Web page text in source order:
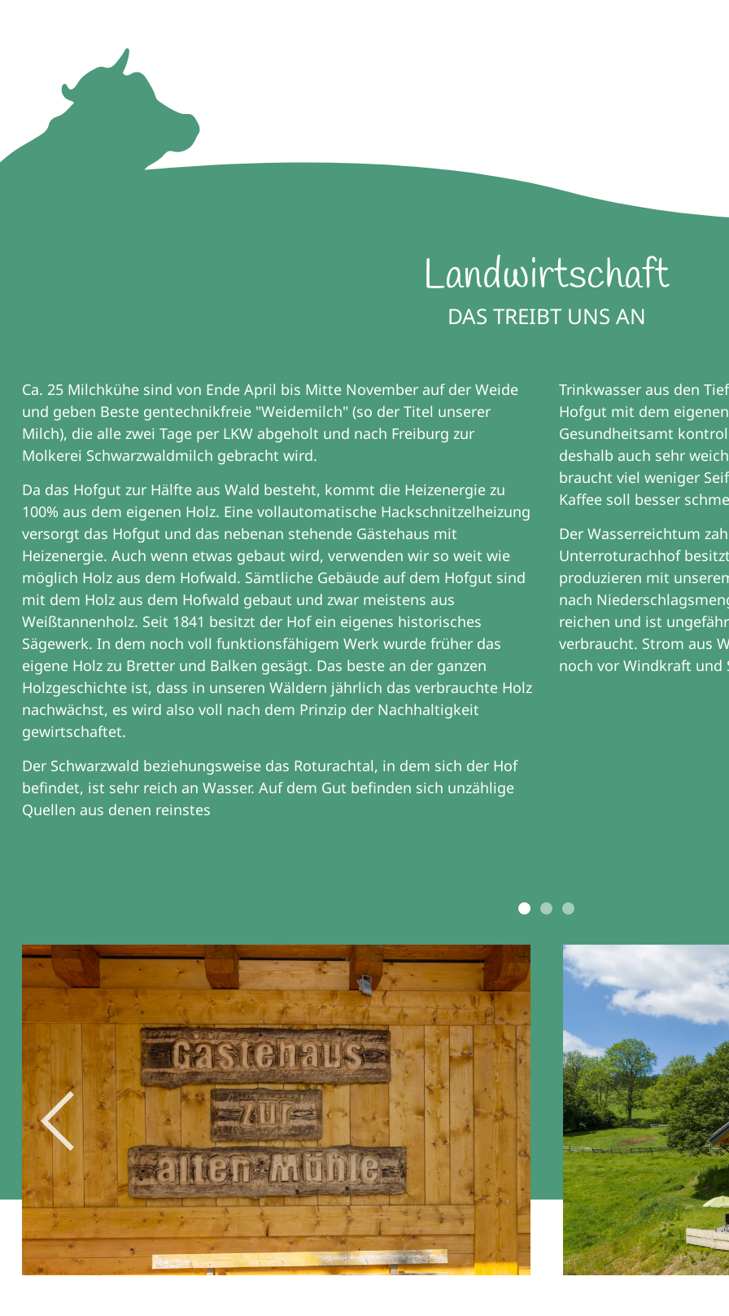
Landwirtschaft
DAS TREIBT UNS AN
Ca. 25 Milchkühe sind von Ende April bis Mitte November auf der Weide
und geben Beste gentechnikfreie "Weidemilch" (so der Titel unserer
Milch), die alle zwei Tage per LKW abgeholt und nach Freiburg zur
Molkerei Schwarzwaldmilch gebracht wird.
Da das Hofgut zur Hälfte aus Wald besteht, kommt die Heizenergie zu
100% aus dem eigenen Holz. Eine vollautomatische Hackschnitzelheizung
versorgt das Hofgut und das nebenan stehende Gästehaus mit
Heizenergie. Auch wenn etwas gebaut wird, verwenden wir so weit wie
möglich Holz aus dem Hofwald. Sämtliche Gebäude auf dem Hofgut sind
mit dem Holz aus dem Hofwald gebaut und zwar meistens aus
Weißtannenholz. Seit 1841 besitzt der Hof ein eigenes historisches
Sägewerk. In dem noch voll funktionsfähigem Werk wurde früher das
eigene Holz zu Bretter und Balken gesägt. Das beste an der ganzen
Holzgeschichte ist, dass in unseren Wäldern jährlich das verbrauchte Holz
nachwächst, es wird also voll nach dem Prinzip der Nachhaltigkeit
gewirtschaftet.
Der Schwarzwald beziehungsweise das Roturachtal, in dem sich der Hof
befindet, ist sehr reich an Wasser. Auf dem Gut befinden sich unzählige
Quellen aus denen reinstes
Trinkwasser aus den
Hofgut mit dem
Gesundheitsamt
deshalb auch sehr
braucht viel weniger
Kaffee soll besser
Der Wasserreichtum
Unterroturachhof
produzieren mit
nach
reichen und ist
verbraucht. Strom aus
noch vor Windkraft und